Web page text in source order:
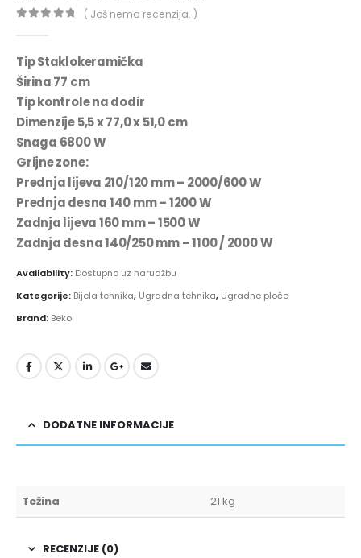
( Još nema recenzija. )
Tip Staklokeramička
Širina 77 cm
Tip kontrole na dodir
Dimenzije 5,5 x 77,0 x 51,0 cm
Snaga 6800 W
Grijne zone:
Prednja lijeva 210/120 mm – 2000/600 W
Prednja desna 140 mm – 1200 W
Zadnja lijeva 160 mm – 1500 W
Zadnja desna 140/250 mm – 1100 / 2000 W
Availability: Dostupno uz narudžbu
Kategorije: Bijela tehnika, Ugradna tehnika, Ugradne ploče
Brand: Beko
DODATNE INFORMACIJE
Težina 21 kg
RECENZIJE (0)